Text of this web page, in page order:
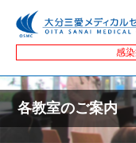
感
各教室のご案内